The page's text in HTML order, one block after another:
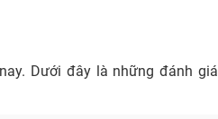
Dưới đây là những đánh giá